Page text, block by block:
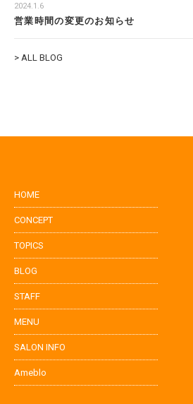
2024.1.6
営業時間の変更のお知らせ
> ALL BLOG
HOME
CONCEPT
TOPICS
BLOG
STAFF
MENU
SALON INFO
Ameblo